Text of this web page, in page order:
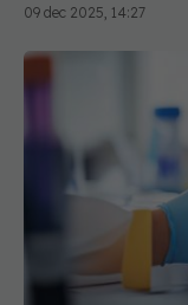
09 dec 2025, 14:27